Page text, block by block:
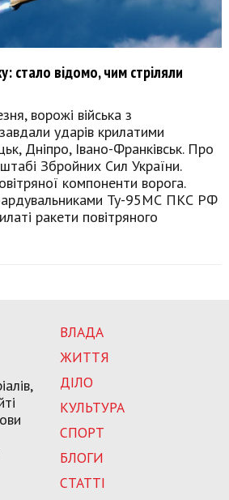
стало відомо, чим стріляли
ворожі війська з
ударів крилатими
Дніпро, Івано-Франківськ. Про
Збройних Сил України.
компоненти ворога.
Ту-95МС ПКС РФ
ракети повітряного
ВЛАДА
ЖИТТЯ
ДІЛО
КУЛЬТУРА
СПОРТ
БЛОГИ
СТАТТІ